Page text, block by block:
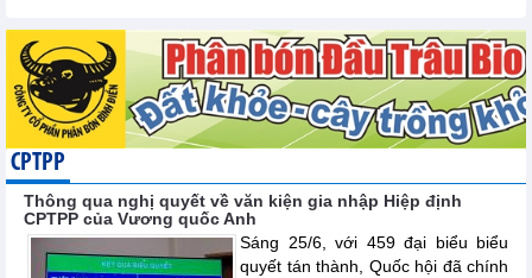
CPTPP
Thông qua nghị quyết về văn kiện gia nhập Hiệp định
CPTPP của Vương quốc Anh
Sáng 25/6, với 459 đại biểu biểu
quyết tán thành, Quốc hội đã chính